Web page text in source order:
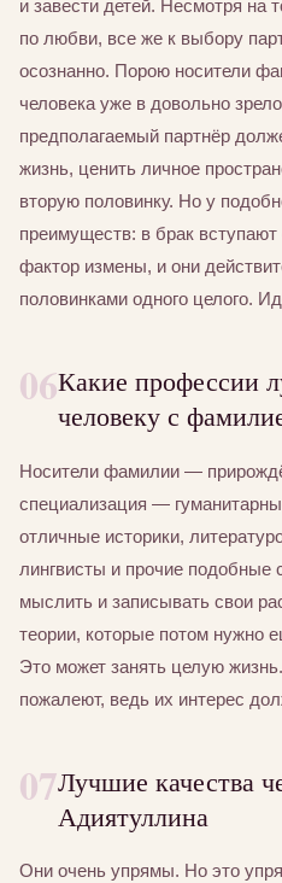
и завести детей. Несмотря на
по любви, все же к выбору
осознанно. Порою носители
человека уже в довольно
предполагаемый партнёр
жизнь, ценить личное
вторую половинку. Но у
преимуществ: в брак вступают
фактор измены, и они
половинками одного целого.
06Какие профессии
человеку с
Носители фамилии —
специализация —
отличные историки,
лингвисты и прочие
мыслить и записывать свои
теории, которые потом нужно
Это может занять целую
пожалеют, ведь их интерес
07Лучшие качества
Адиятуллина
Они очень упрямы. Но это